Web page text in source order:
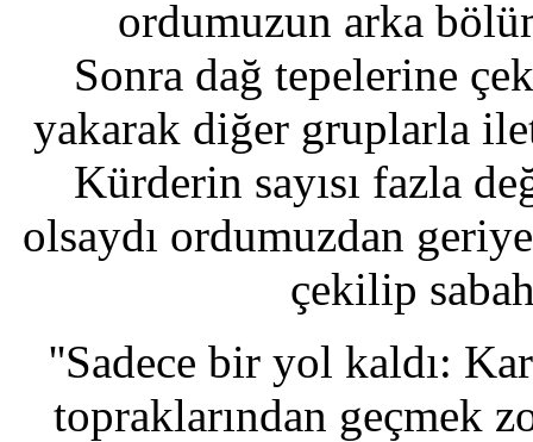
ordumuzun arka
Sonra dağ tepelerine
yakarak diğer gruplarla
Kürderin sayısı fazla
olsaydı ordumuzdan
çekilip
''Sadece bir yol kaldı:
topraklarından geçmek